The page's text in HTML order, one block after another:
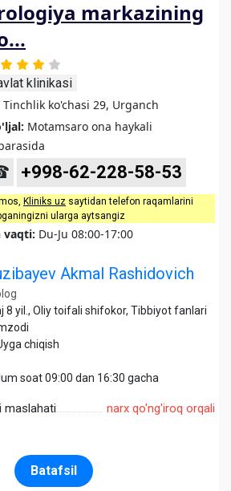
markazining
klinikasi
Tinchlik ko'chasi 29, Urganch
Motamsaro ona haykali
+998-62-228-58-53
Kliniks uz saytidan telefon raqamlarini
ularga aytsangiz
vaqti: Du-Ju 08:00-17:00
Akmal Rashidovich
8 yil., Oliy toifali shifokor, Tibbiyot fanlari
chiqish
soat 09:00 dan 16:30 gacha
maslahati narx qo'ng'iroq orqali
Batafsil